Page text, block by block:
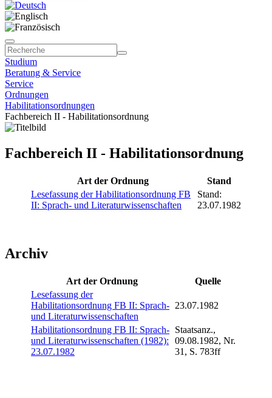
Studium
Beratung & Service
Service
Ordnungen
Habilitationsordnungen
Fachbereich II - Habilitationsordnung
Fachbereich II - Habilitationsordnung
Art der Ordnung
Stand
Lesefassung der Habilitationsordnung FB
II: Sprach- und Literaturwissenschaften
Stand:
23.07.1982
Archiv
Art der Ordnung
Quelle
Lesefassung der
Habilitationsordnung FB II: Sprach-
und Literaturwissenschaften
23.07.1982
Habilitationsordnung FB II: Sprach-
und Literaturwissenschaften (1982):
23.07.1982
Staatsanz.,
09.08.1982, Nr.
31, S. 783ff